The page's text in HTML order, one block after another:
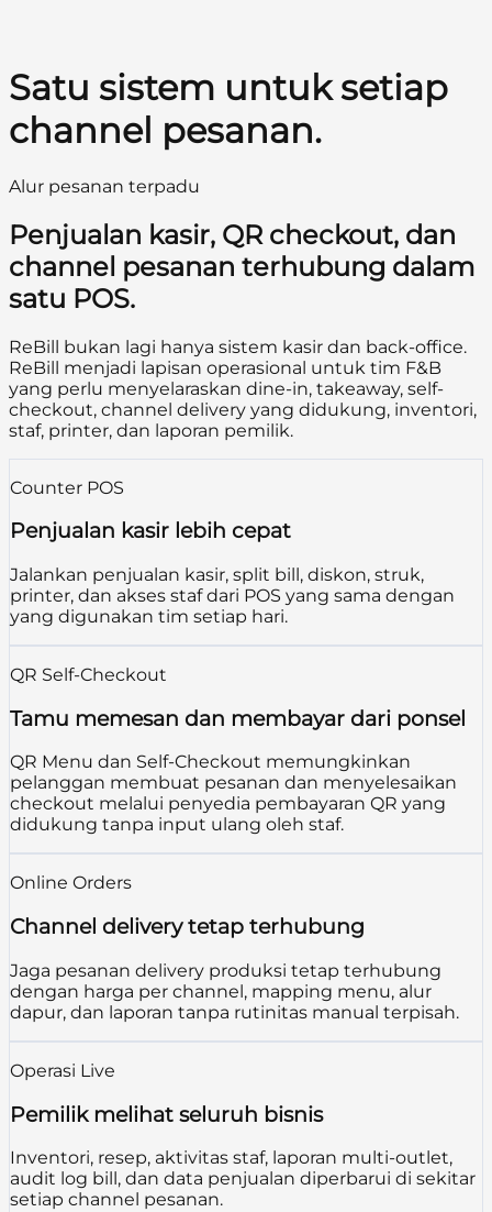
Satu sistem untuk setiap
channel pesanan.
Alur pesanan terpadu
Penjualan kasir, QR checkout, dan
channel pesanan terhubung dalam
satu POS.
ReBill bukan lagi hanya sistem kasir dan back-office.
ReBill menjadi lapisan operasional untuk tim F&B
yang perlu menyelaraskan dine-in, takeaway, self-
checkout, channel delivery yang didukung, inventori,
staf, printer, dan laporan pemilik.
Counter POS
Penjualan kasir lebih cepat
Jalankan penjualan kasir, split bill, diskon, struk,
printer, dan akses staf dari POS yang sama dengan
yang digunakan tim setiap hari.
QR Self-Checkout
Tamu memesan dan membayar dari ponsel
QR Menu dan Self-Checkout memungkinkan
pelanggan membuat pesanan dan menyelesaikan
checkout melalui penyedia pembayaran QR yang
didukung tanpa input ulang oleh staf.
Online Orders
Channel delivery tetap terhubung
Jaga pesanan delivery produksi tetap terhubung
dengan harga per channel, mapping menu, alur
dapur, dan laporan tanpa rutinitas manual terpisah.
Operasi Live
Pemilik melihat seluruh bisnis
Inventori, resep, aktivitas staf, laporan multi-outlet,
audit log bill, dan data penjualan diperbarui di sekitar
setiap channel pesanan.